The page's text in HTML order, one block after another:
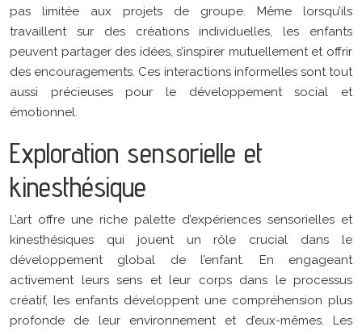
pas limitée aux projets de groupe. Même lorsqu’ils
travaillent sur des créations individuelles, les enfants
peuvent partager des idées, s’inspirer mutuellement et offrir
des encouragements. Ces interactions informelles sont tout
aussi précieuses pour le développement social et
émotionnel.
Exploration sensorielle et
kinesthésique
L’art offre une riche palette d’expériences sensorielles et
kinesthésiques qui jouent un rôle crucial dans le
développement global de l’enfant. En engageant
activement leurs sens et leur corps dans le processus
créatif, les enfants développent une compréhension plus
profonde de leur environnement et d’eux-mêmes. Les